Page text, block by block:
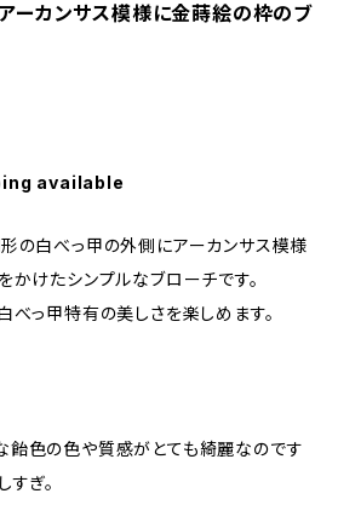
ーカンサス模様に金蒔絵の枠のブ
available
の白べっ甲の外側にアーカンサス模様
かけたシンプルなブローチです。
べっ甲特有の美しさを楽しめます。
飴色の色や質感がとても綺麗なのです
すぎ。